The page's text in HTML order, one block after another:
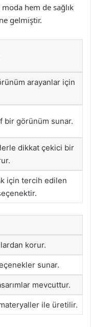
hem de sağlık
gelmiştir.
arayanlar için
bir görünüm sunar.
dikkat çekici bir
için tercih edilen
korur.
sunar.
mevcuttur.
ile üretilir.